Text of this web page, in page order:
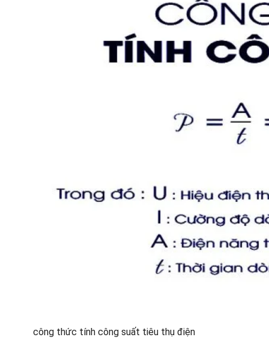
công thức tính công suất tiêu thụ điện